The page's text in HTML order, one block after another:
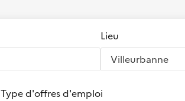
Lieu
Type d'offres d'emploi